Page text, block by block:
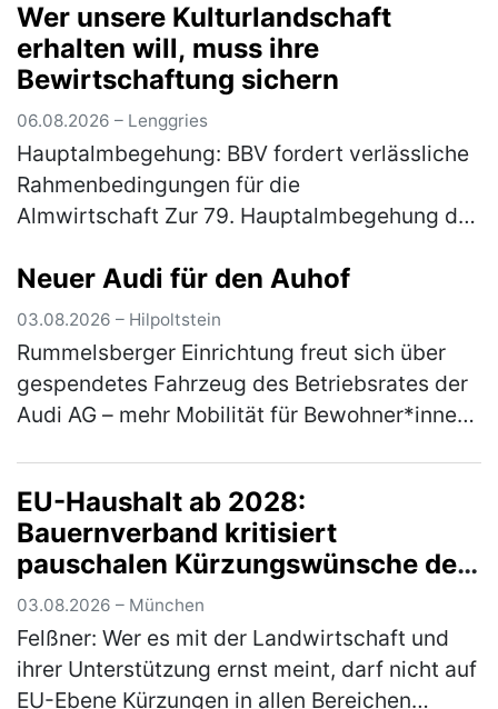
des Fachbereichs Autismus d…(mehr)
Wer unsere Kulturlandschaft
erhalten will, muss ihre
Bewirtschaftung sichern
06.08.2026 – Lenggries
Hauptalmbegehung: BBV fordert verlässliche
Rahmenbedingungen für die
Almwirtschaft Zur 79. Hauptalmbegehung des
Mittwoch (5. August) auf den
Schönbergalmen be…
Neuer Audi für den Auhof
03.08.2026 – Hilpoltstein
Rummelsberger Einrichtung freut sich über
gespendetes Fahrzeug des Betriebsrates der
Audi AG – mehr Mobilität für Bewohner*innen
EU-Haushalt ab 2028:
Bauernverband kritisiert
pauschalen Kürzungswünsche der
Bundesregierung
03.08.2026 – München
Felßner: Wer es mit der Landwirtschaft und
ihrer Unterstützung ernst meint, darf nicht auf
EU-Ebene Kürzungen in allen Bereichen